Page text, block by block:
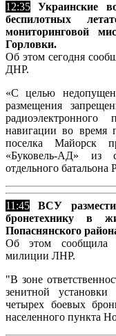
12:35
Украинские
беспилотных
мониторинговой
Горловки.
Об этом сегодня
ДНР.
«С целью
размещения
навигации во
поселка Майорск
«Буковель-АД» из
отдельного
11:45
ВСУ
бронетехнику в
Попаснянского
Об этом сообщила
милиции ЛНР.
"В зоне
зенитной
четырех боевых
населенного пункта